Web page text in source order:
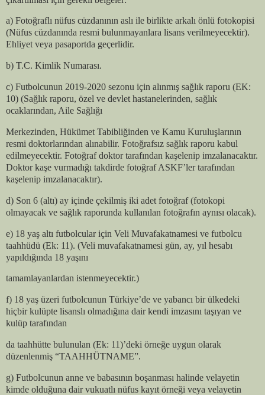
a) Fotoğraflı nüfus cüzdanının aslı ile birlikte arkalı önlü fotokopisi
(Nüfus cüzdanında resmi bulunmayanlara lisans verilmeyecektir).
Ehliyet veya pasaportda geçerlidir.
b) T.C. Kimlik Numarası.
c) Futbolcunun 2019-2020 sezonu için alınmış sağlık raporu (EK:
10) (Sağlık raporu, özel ve devlet hastanelerinden, sağlık
ocaklarından, Aile Sağlığı
Merkezinden, Hükümet Tabibliğinden ve Kamu Kuruluşlarının
resmi doktorlarından alınabilir. Fotoğrafsız sağlık raporu kabul
edilmeyecektir. Fotoğraf doktor tarafından kaşelenip imzalanacaktır.
Doktor kaşe vurmadığı takdirde fotoğraf ASKF’ler tarafından
kaşelenip imzalanacaktır).
d) Son 6 (altı) ay içinde çekilmiş iki adet fotoğraf (fotokopi
olmayacak ve sağlık raporunda kullanılan fotoğrafın aynısı olacak).
e) 18 yaş altı futbolcular için Veli Muvafakatnamesi ve futbolcu
taahhüdü (Ek: 11). (Veli muvafakatnamesi gün, ay, yıl hesabı
yapıldığında 18 yaşını
tamamlayanlardan istenmeyecektir.)
f) 18 yaş üzeri futbolcunun Türkiye’de ve yabancı bir ülkedeki
hiçbir kulüpte lisanslı olmadığına dair kendi imzasını taşıyan ve
kulüp tarafından
da taahhütte bulunulan (Ek: 11)’deki örneğe uygun olarak
düzenlenmiş “TAAHHÜTNAME”.
g) Futbolcunun anne ve babasının boşanması halinde velayetin
kimde olduğuna dair vukuatlı nüfus kayıt örneği veya velayetin